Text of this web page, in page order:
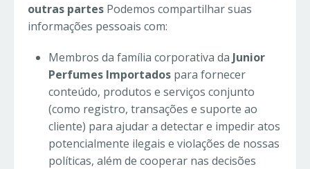
outras partes Podemos compartilhar suas
informações pessoais com:
Membros da família corporativa da Junior
Perfumes Importados para fornecer
conteúdo, produtos e serviços conjunto
(como registro, transações e suporte ao
cliente) para ajudar a detectar e impedir atos
potencialmente ilegais e violações de nossas
políticas, além de cooperar nas decisões